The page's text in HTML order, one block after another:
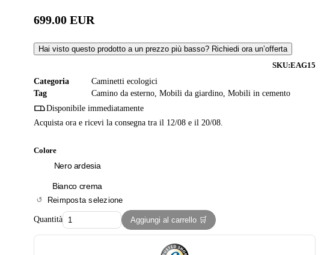
699.00 EUR
Hai visto questo prodotto a un prezzo più basso? Richiedi ora un’offerta
SKU:EAG15
Categoria
Caminetti ecologici
Tag
Camino da esterno,Mobili da giardino,Mobili in cemento
Disponibile immediatamente
Acquista ora e ricevi la consegna tra il 12/08 e il 20/08.
Colore
Nero ardesia
Bianco crema
Reimposta selezione
Quantità Aggiungi al carrello 🛒